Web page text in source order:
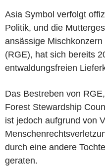
Asia Symbol verfolgt
Politik, und die
ansässige
(RGE), hat sich bereits
entwaldungsfreien
Das Bestreben von
Forest Stewardship
ist jedoch aufgrund von
durch eine andere
geraten.